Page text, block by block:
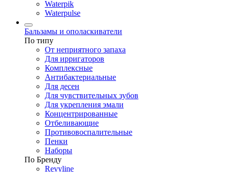
Waterpik
Waterpulse
Бальзамы и ополаскиватели
По типу
От неприятного запаха
Для ирригаторов
Комплексные
Антибактериальные
Для десен
Для чувствительных зубов
Для укрепления эмали
Концентрированные
Отбеливающие
Противовоспалительные
Пенки
Наборы
По Бренду
Revyline